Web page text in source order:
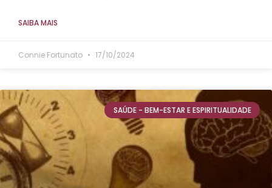
SAIBA MAIS
Connie Fortunato 17/10/2024
SAÚDE - BEM-ESTAR E ESPIRITUALIDADE